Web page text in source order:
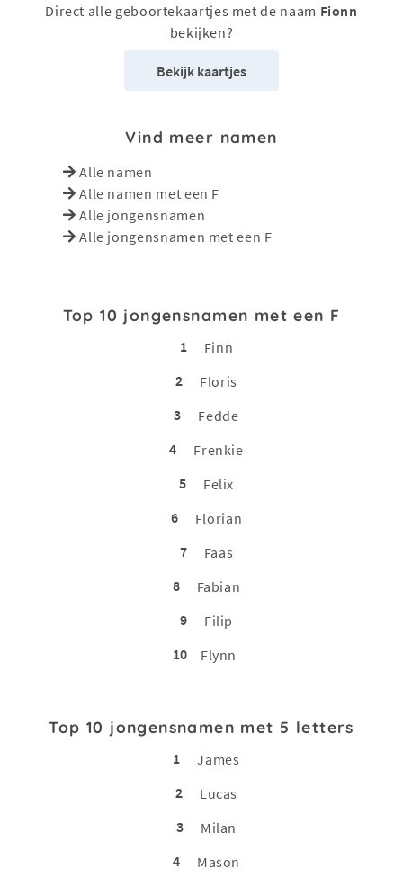
Direct alle geboortekaartjes met de naam Fionn
bekijken?
Bekijk kaartjes
Vind meer namen
Alle namen
Alle namen met een F
Alle jongensnamen
Alle jongensnamen met een F
Top 10 jongensnamen met een F
1
Finn
2
Floris
3
Fedde
4
Frenkie
5
Felix
6
Florian
7
Faas
8
Fabian
9
Filip
10
Flynn
Top 10 jongensnamen met 5 letters
1
James
2
Lucas
3
Milan
4
Mason